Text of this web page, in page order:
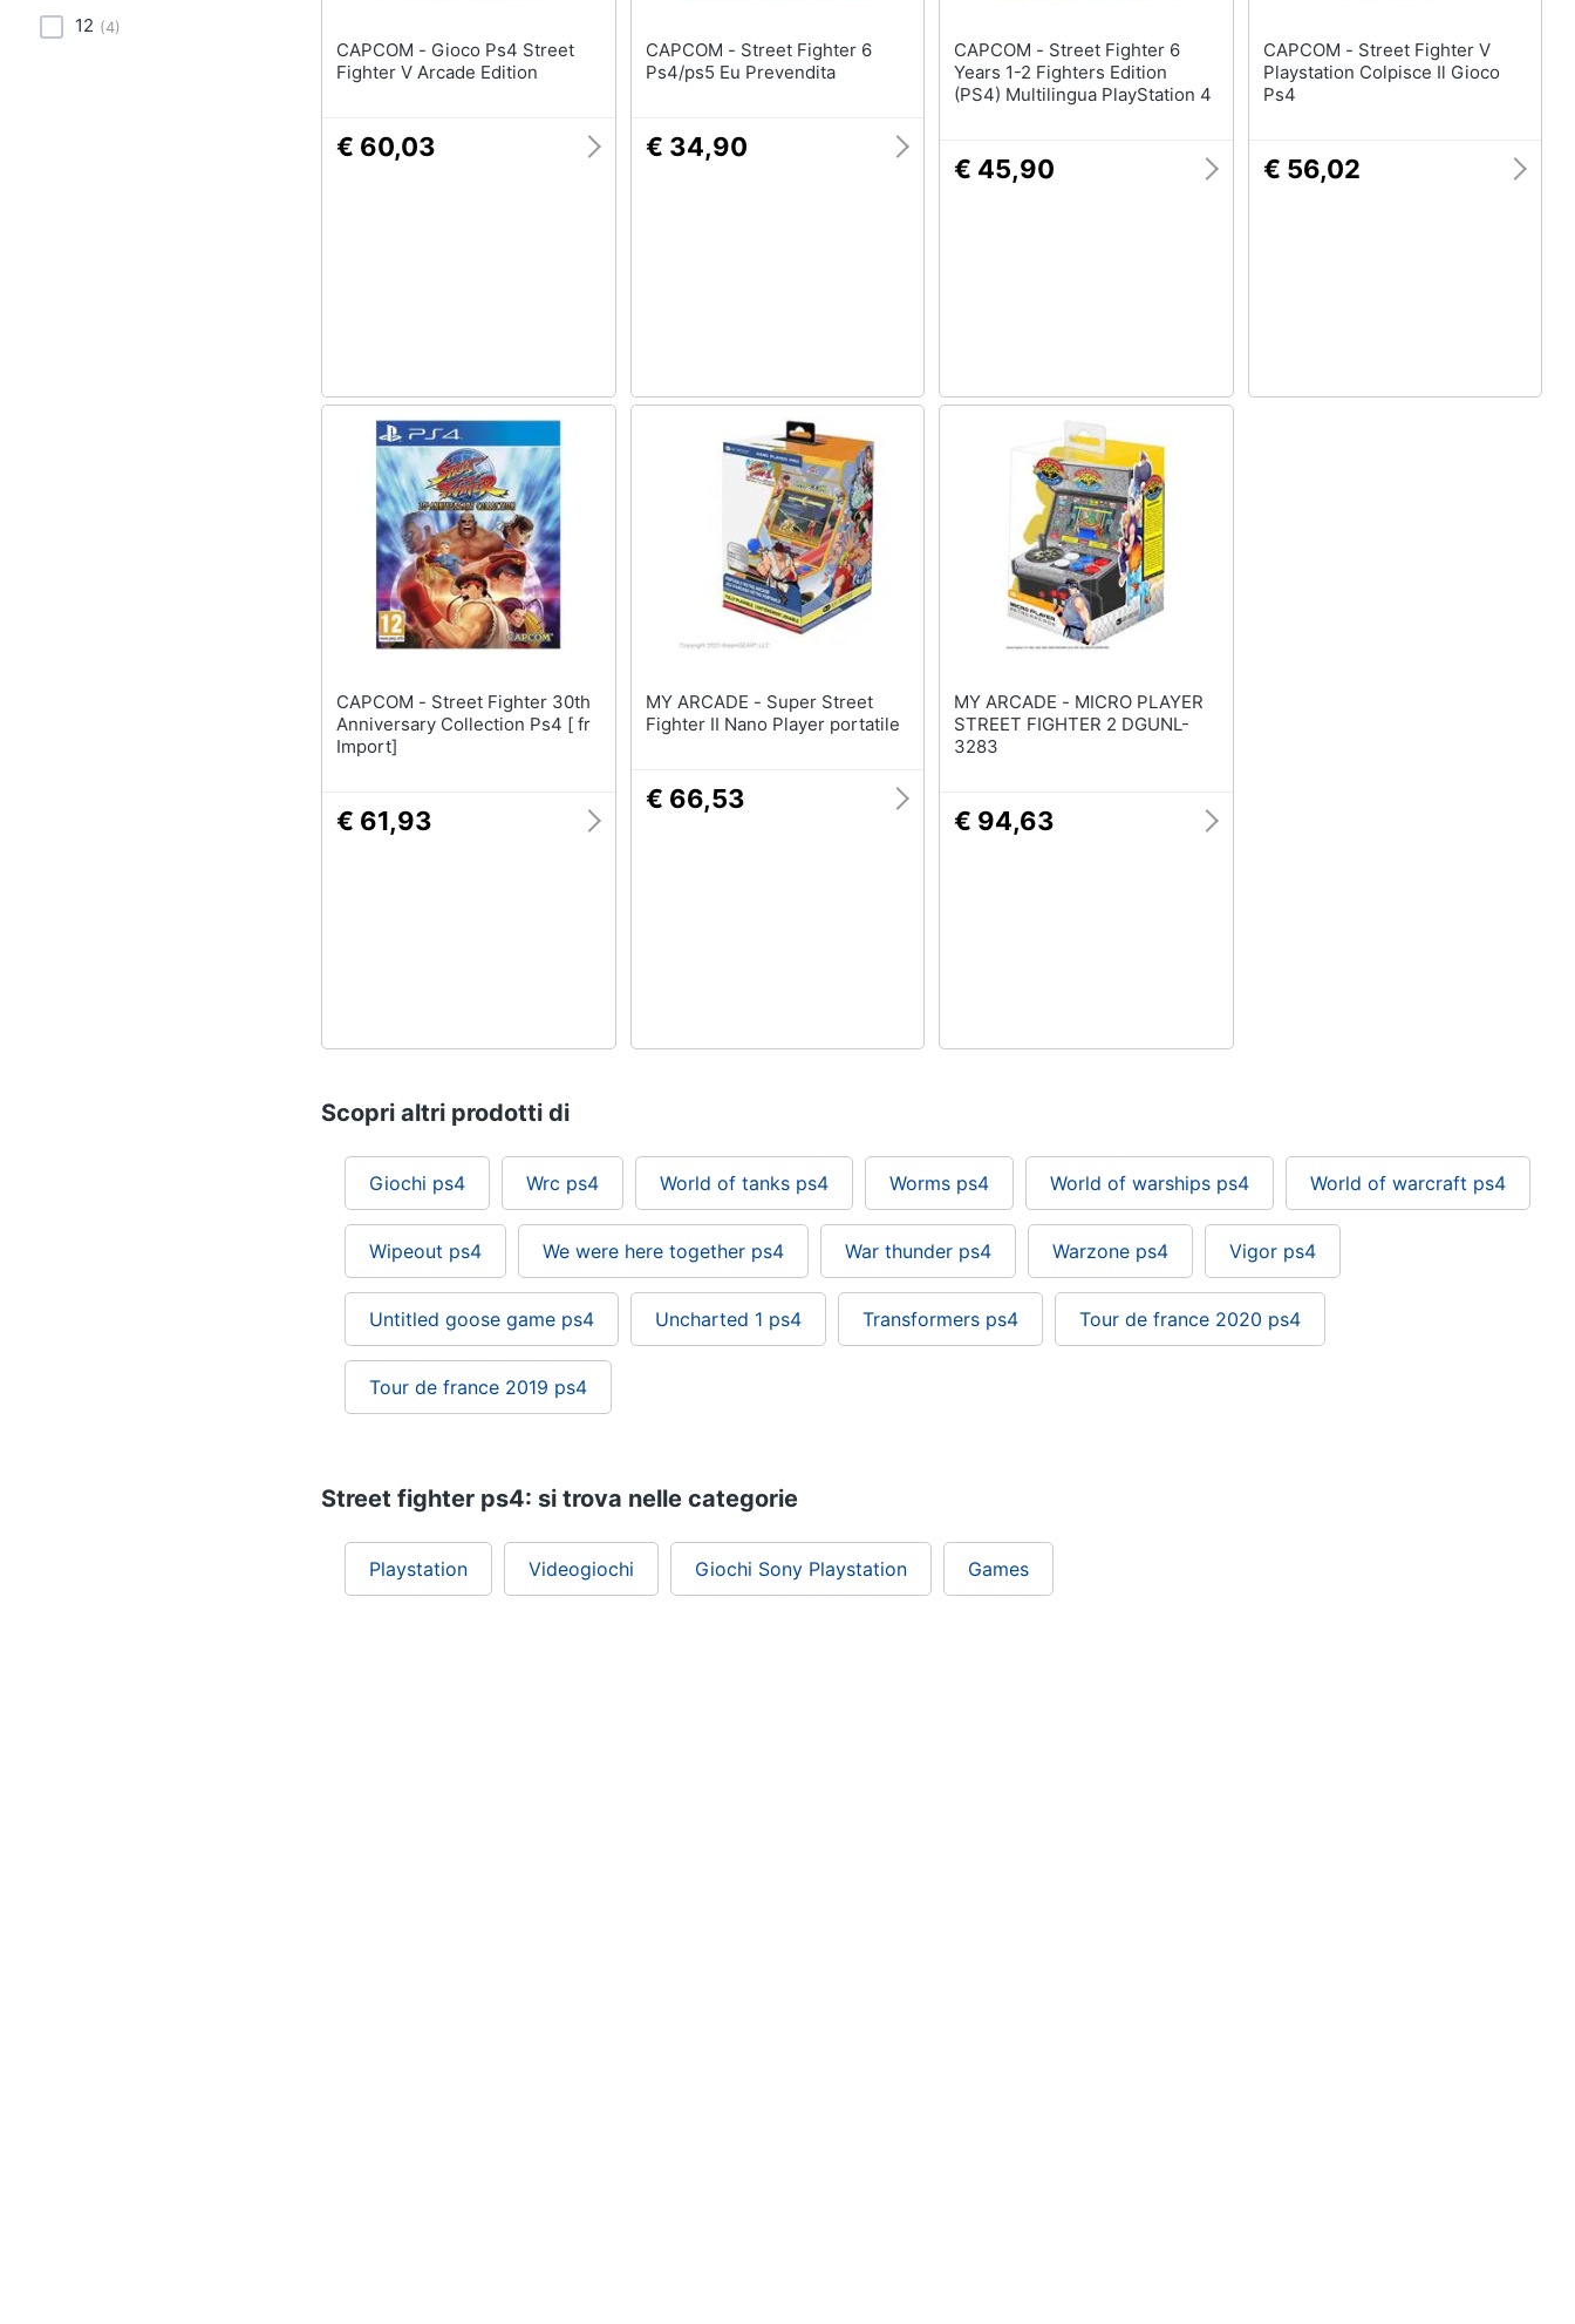
12 (4)
CAPCOM - Gioco Ps4 Street
Fighter V Arcade Edition
€ 60,03
CAPCOM - Street Fighter 6
Ps4/ps5 Eu Prevendita
€ 34,90
CAPCOM - Street Fighter 6
Years 1-2 Fighters Edition
(PS4) Multilingua PlayStation 4
€ 45,90
CAPCOM - Street Fighter V
Playstation Colpisce Il Gioco
Ps4
€ 56,02
CAPCOM - Street Fighter 30th
Anniversary Collection Ps4 [ fr
Import]
€ 61,93
MY ARCADE - Super Street
Fighter II Nano Player portatile
€ 66,53
MY ARCADE - MICRO PLAYER
STREET FIGHTER 2 DGUNL-
3283
€ 94,63
Scopri altri prodotti di
Giochi ps4 Wrc ps4 World of tanks ps4 Worms ps4 World of warships ps4 World of warcraft ps4
Wipeout ps4 We were here together ps4 War thunder ps4 Warzone ps4 Vigor ps4
Untitled goose game ps4 Uncharted 1 ps4 Transformers ps4 Tour de france 2020 ps4
Tour de france 2019 ps4
Street fighter ps4: si trova nelle categorie
Playstation Videogiochi Giochi Sony Playstation Games